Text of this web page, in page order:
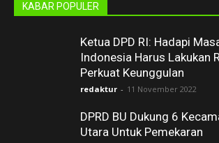
KABAR POPULER
Ketua DPD RI: Hadapi
Indonesia Harus Lakukan
Perkuat Keunggulan
redaktur - 11 November 2022
DPRD BU Dukung 6
Utara Untuk Pemekaran